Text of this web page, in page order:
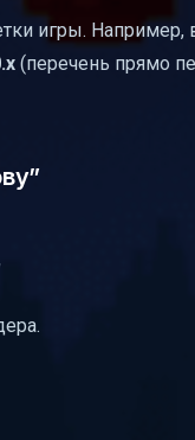
игры. Например,
(перечень прямо